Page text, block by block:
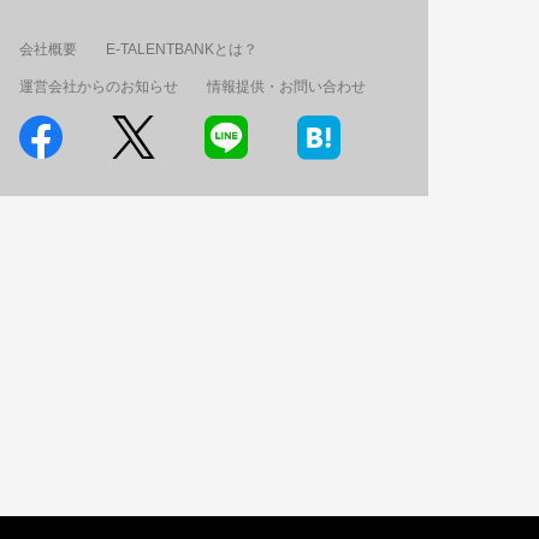
会社概要 E-TALENTBANKとは？
運営会社からのお知らせ 情報提供・お問い合わせ